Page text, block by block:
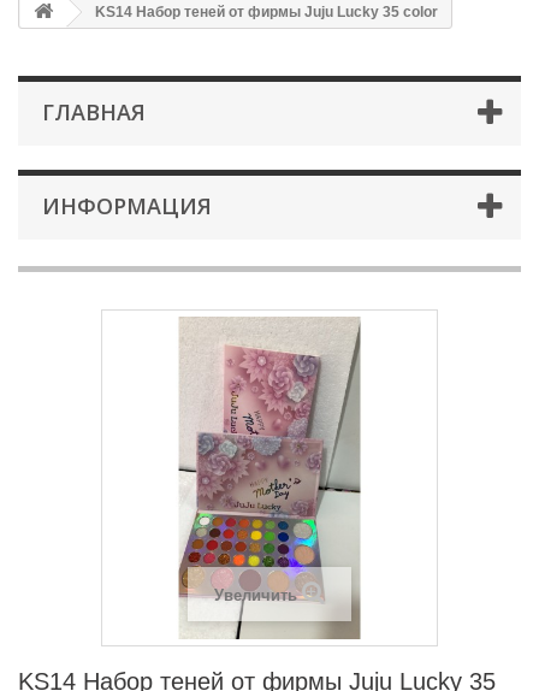
KS14 Набор теней от фирмы Juju Lucky 35 color
ГЛАВНАЯ
ИНФОРМАЦИЯ
Увеличить
KS14 Набор теней от фирмы Juju Lucky 35